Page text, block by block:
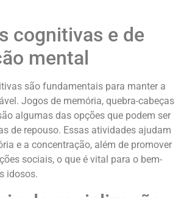
cognitivas e de
mental
são fundamentais para manter a
Jogos de memória, quebra-cabeças
algumas das opções que podem ser
de repouso. Essas atividades ajudam
e a concentração, além de promover
sociais, o que é vital para o bem-
idosos.